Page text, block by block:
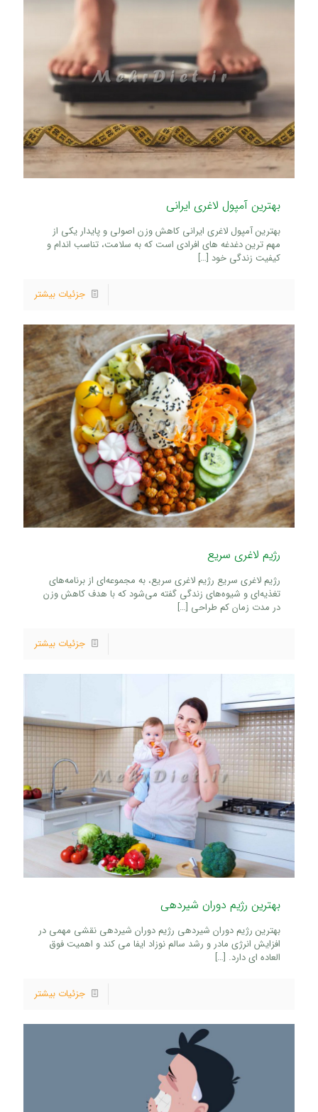
بهترین آمپول لاغری ایرانی
بهترین آمپول لاغری ایرانی کاهش وزن اصولی و پایدار یکی از
مهم ترین دغدغه های افرادی است که به سلامت، تناسب اندام و
کیفیت زندگی خود […]
جزئیات بیشتر
رژیم لاغری سریع
رژیم لاغری سریع رژیم لاغری سریع، به مجموعه‌ای از برنامه‌های
تغذیه‌ای و شیوه‌های زندگی گفته می‌شود که با هدف کاهش وزن
در مدت زمان کم طراحی […]
جزئیات بیشتر
بهترین رژیم دوران شیردهی
بهترین رژیم دوران شیردهی رژیم دوران شیردهی نقشی مهمی در
افزایش انرژی مادر و رشد سالم نوزاد ایفا می‌ کند و اهمیت فوق‌
العاده‌ ای دارد. […]
جزئیات بیشتر